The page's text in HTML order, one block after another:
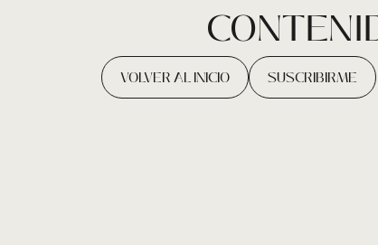
VOLVER AL INICIO SUSCRIBIRME